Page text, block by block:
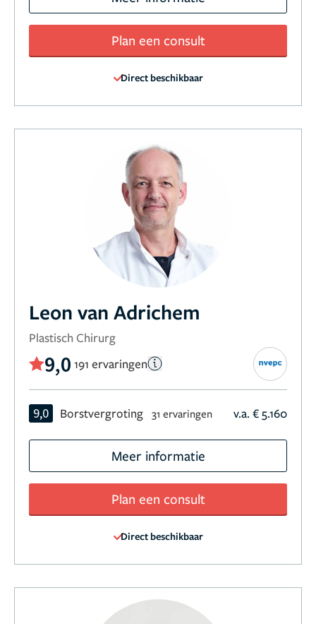
Plan een consult
Direct beschikbaar
Leon van Adrichem
Plastisch Chirurg
9,0 191 ervaringen
9,0 Borstvergroting 31 ervaringen v.a. € 5.160
Meer informatie
Plan een consult
Direct beschikbaar